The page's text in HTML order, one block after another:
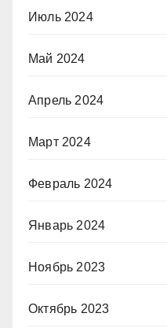
Июль 2024
Май 2024
Апрель 2024
Март 2024
Февраль 2024
Январь 2024
Ноябрь 2023
Октябрь 2023